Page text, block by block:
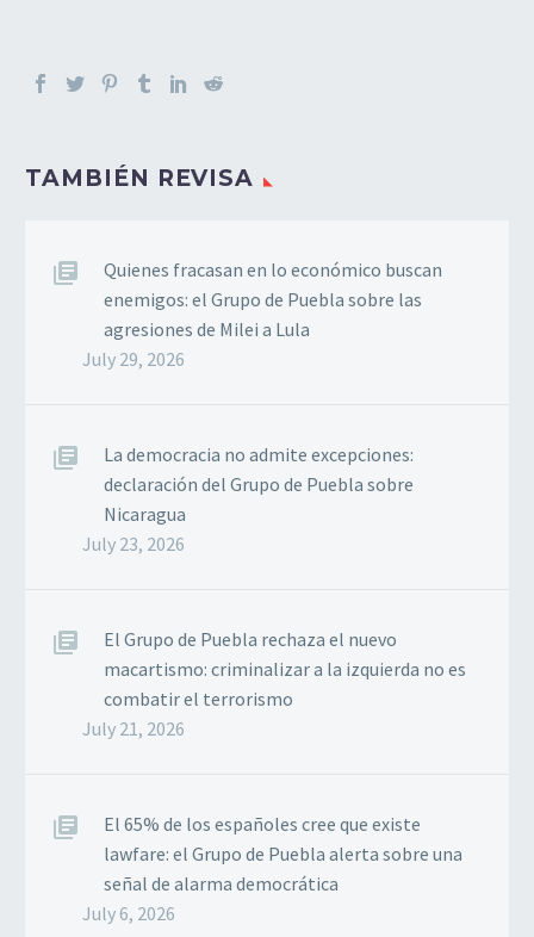
TAMBIÉN REVISA
Quienes fracasan en lo económico buscan
enemigos: el Grupo de Puebla sobre las
agresiones de Milei a Lula
July 29, 2026
La democracia no admite excepciones:
declaración del Grupo de Puebla sobre
Nicaragua
July 23, 2026
El Grupo de Puebla rechaza el nuevo
macartismo: criminalizar a la izquierda no es
combatir el terrorismo
July 21, 2026
El 65% de los españoles cree que existe
lawfare: el Grupo de Puebla alerta sobre una
señal de alarma democrática
July 6, 2026